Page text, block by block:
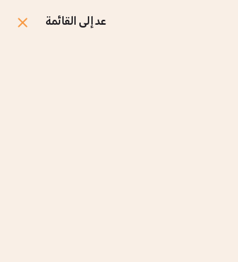
عد إلى القائمة